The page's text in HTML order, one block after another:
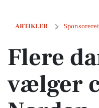
ARTIKLER
Flere danskere vælger
Flere
vælger